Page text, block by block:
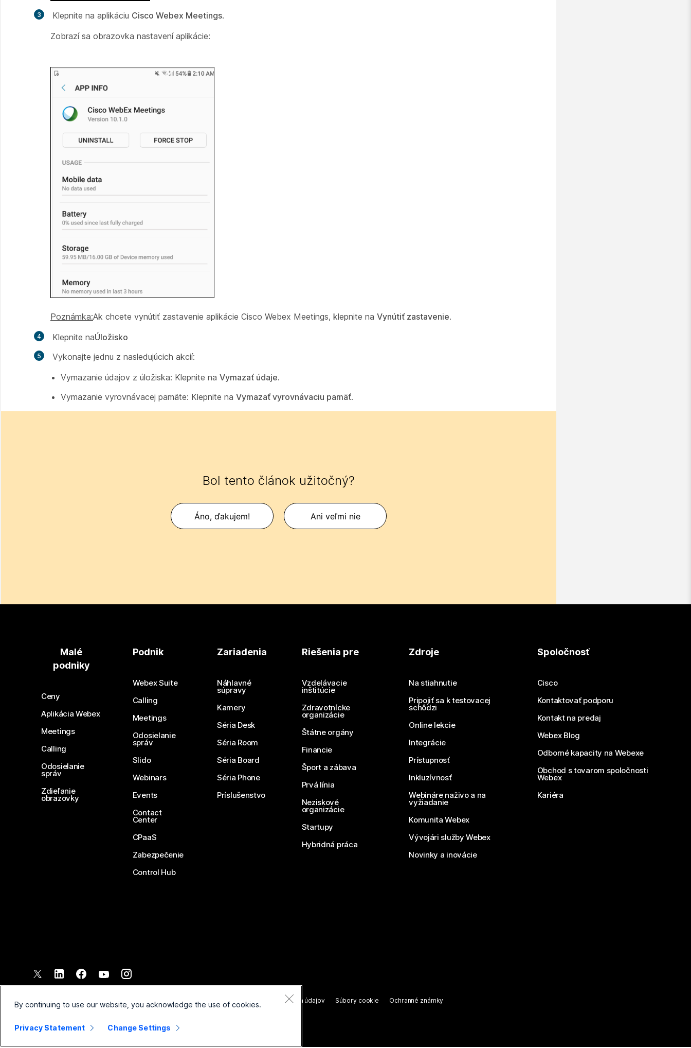
Klepnite na aplikáciu Cisco Webex Meetings.
Zobrazí sa obrazovka nastavení aplikácie:
Poznámka:Ak chcete vynútiť zastavenie aplikácie Cisco Webex Meetings, klepnite na Vynútiť zastavenie.
Klepnite naÚložisko
Vykonajte jednu z nasledujúcich akcií:
Vymazanie údajov z úložiska: Klepnite na Vymazať údaje.
Vymazanie vyrovnávacej pamäte: Klepnite na Vymazať vyrovnávaciu pamäť.
Bol tento článok užitočný?
Áno, ďakujem! Ani veľmi nie
Malé
podniky
Ceny
Aplikácia Webex
Meetings
Calling
Odosielanie
správ
Zdieľanie
obrazovky
Podnik
Webex Suite
Calling
Meetings
Odosielanie
správ
Slido
Webinars
Events
Contact
Center
CPaaS
Zabezpečenie
Control Hub
Zariadenia
Náhlavné
súpravy
Kamery
Séria Desk
Séria Room
Séria Board
Séria Phone
Príslušenstvo
Riešenia pre
Vzdelávacie
inštitúcie
Zdravotnícke
organizácie
Štátne orgány
Financie
Šport a zábava
Prvá línia
Neziskové
organizácie
Startupy
Hybridná práca
Zdroje
Na stiahnutie
Pripojiť sa k testovacej
schôdzi
Online lekcie
Integrácie
Prístupnosť
Inkluzívnosť
Webináre naživo a na
vyžiadanie
Komunita Webex
Vývojári služby Webex
Novinky a inovácie
Spoločnosť
Cisco
Kontaktovať podporu
Kontakt na predaj
Webex Blog
Odborné kapacity na Webexe
Obchod s tovarom spoločnosti
Webex
Kariéra
Zmluvné podmienky
Vyhlásenie o ochrane osobných údajov Súbory cookie Ochranné známky
By continuing to use our website, you acknowledge the use of cookies.
Privacy Statement Change Settings